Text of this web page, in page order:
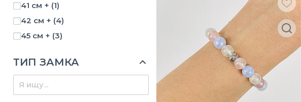
41 см + (1)
42 см + (4)
45 см + (3)
ТИП ЗАМКА